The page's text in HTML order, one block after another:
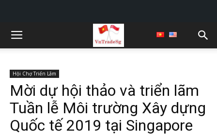
Hội Chợ Triển Lãm
Mời dự hội thảo và triển lãm
Tuần lễ Môi trường Xây dựng
Quốc tế 2019 tại Singapore